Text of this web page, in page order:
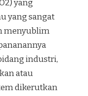
yang
yang sangat
menyublim
industri,
atau
dikerutkan